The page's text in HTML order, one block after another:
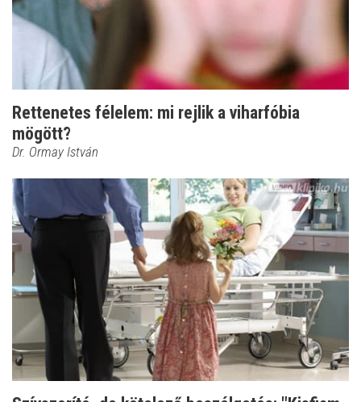
Rettenetes félelem: mi rejlik a viharfóbia
mögött?
Dr. Ormay István